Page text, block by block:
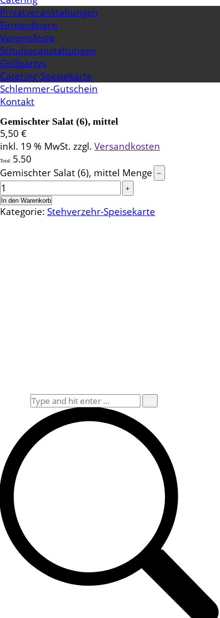
Privatveranstaltungen
Firmenfeiern
Vereinsfeste
Schulveranstaltungen
Grillpartys
Catering-Speisekarte
Schlemmer-Gutschein
Kontakt
Gemischter Salat (6), mittel
5,50 €
inkl. 19 % MwSt. zzgl. Versandkosten
Total: 5.50
Gemischter Salat (6), mittel Menge
In den Warenkorb
Kategorie: Stehverzehr-Speisekarte